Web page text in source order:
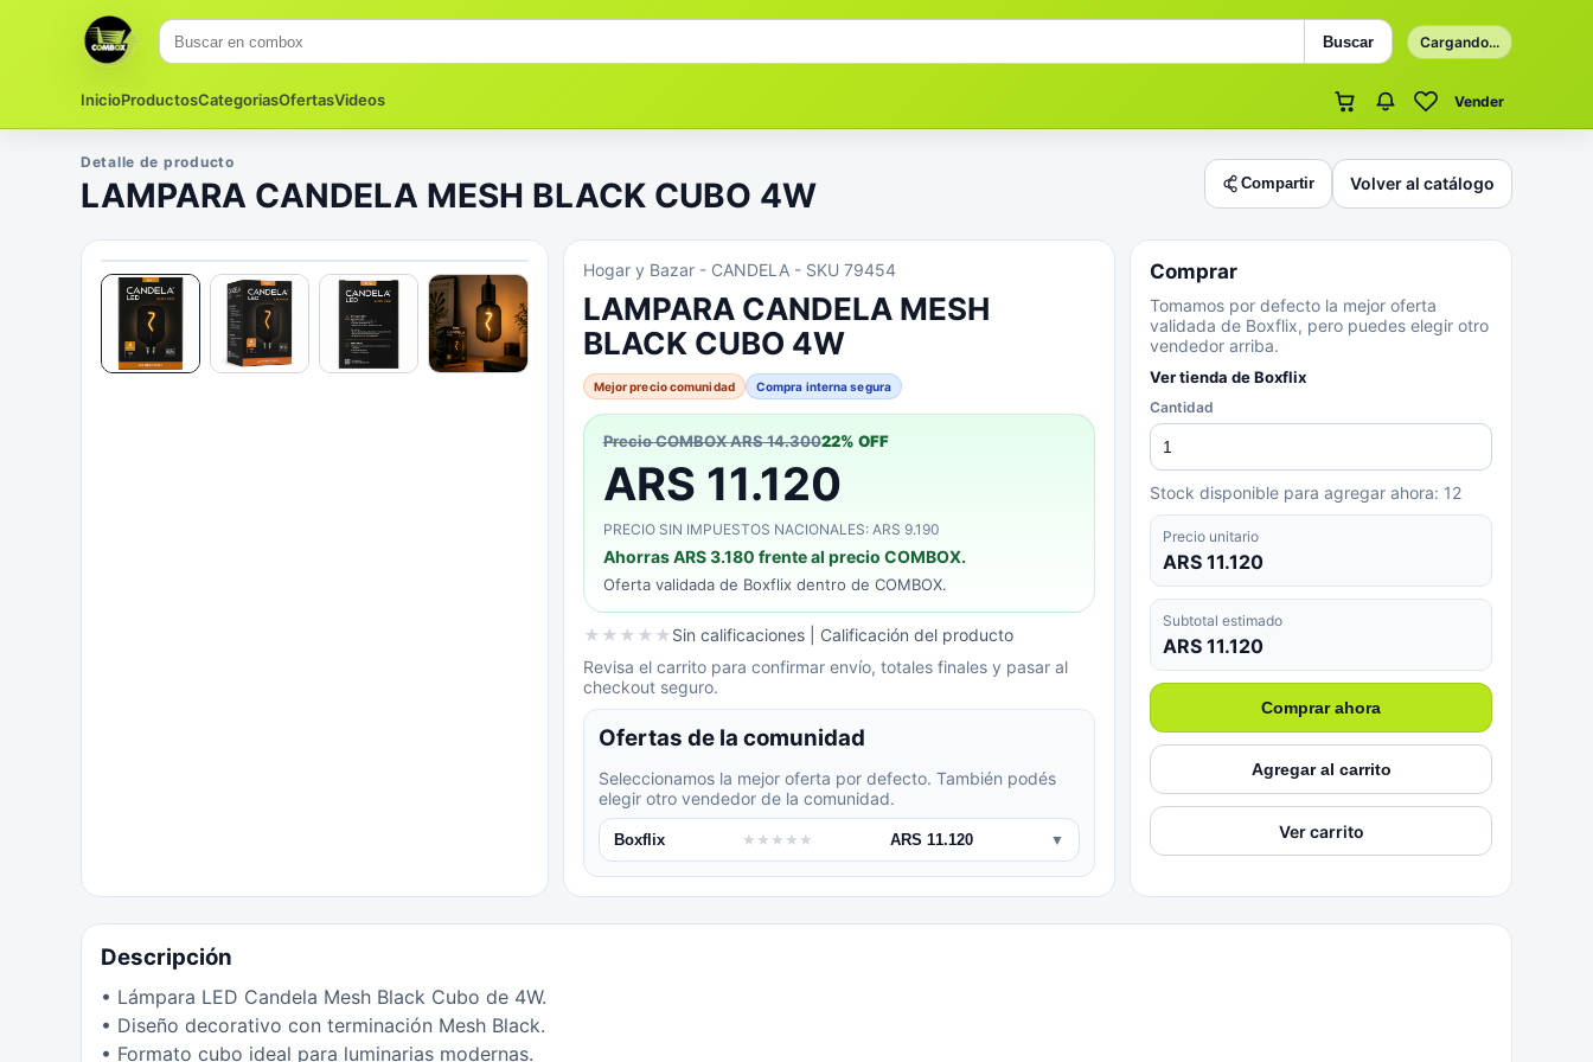
Buscar Cargando...
InicioProductosCategoriasOfertasVideos Vender
Detalle de producto
LAMPARA CANDELA MESH BLACK CUBO 4W Compartir Volver al catálogo
Hogar y Bazar- CANDELA- SKU 79454
LAMPARA CANDELA MESH
BLACK CUBO 4W
Mejor precio comunidad Compra interna segura
Precio COMBOXARS 14.30022% OFF
ARS 11.120
PRECIO SIN IMPUESTOS NACIONALES: ARS 9.190
AhorrasARS 3.180 frente al precio COMBOX.
Oferta validada de Boxflixdentro de COMBOX.
★ ★ ★ ★ ★Sin calificaciones| Calificación del producto
Revisa el carrito para confirmar envío, totales finales y pasar al
checkout seguro.
Ofertas de la comunidad
Seleccionamos la mejor oferta por defecto. También podés
elegir otro vendedor de la comunidad.
Boxflix ★ ★ ★ ★ ★ ARS 11.120 ▼
Comprar
Tomamos por defecto la mejor oferta
validada de Boxflix, pero puedes elegir otro
vendedor arriba.
Ver tienda deBoxflix
Cantidad
Stock disponible para agregar ahora: 12
Precio unitario
ARS 11.120
Subtotal estimado
ARS 11.120
Comprar ahora
Agregar al carrito
Ver carrito
Descripción
• Lámpara LED Candela Mesh Black Cubo de 4W.
• Diseño decorativo con terminación Mesh Black.
• Formato cubo ideal para luminarias modernas.